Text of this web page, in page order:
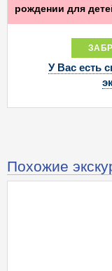
рождении для
У Вас есть
Похожие